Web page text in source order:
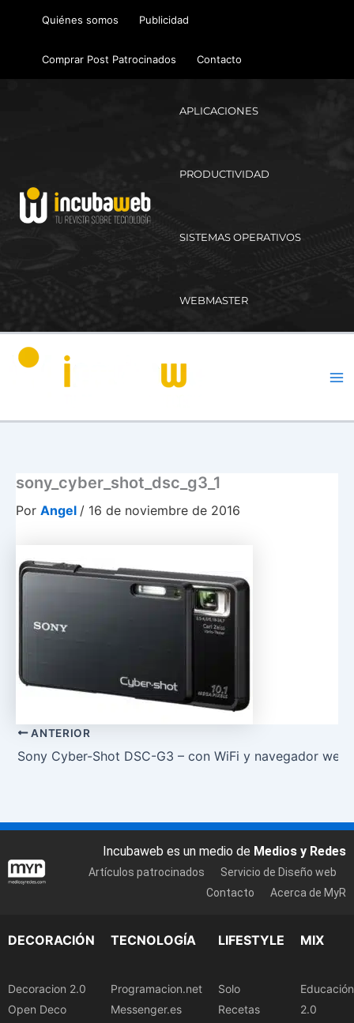
Quiénes somos Publicidad
Comprar Post Patrocinados Contacto
APLICACIONES
PRODUCTIVIDAD
SISTEMAS OPERATIVOS
WEBMASTER
sony_cyber_shot_dsc_g3_1
Por Angel / 16 de noviembre de 2016
ANTERIOR
Sony Cyber-Shot DSC-G3 – con WiFi y navegador web
Incubaweb es un medio de Medios y Redes
Artículos patrocinados
Servicio de Diseño web
Contacto
Acerca de MyR
DECORACIÓN
Decoracion 2.0
Open Deco
TECNOLOGÍA
Programacion.net
Messenger.es
LIFESTYLE
Solo
Recetas
MIX
Educación
2.0